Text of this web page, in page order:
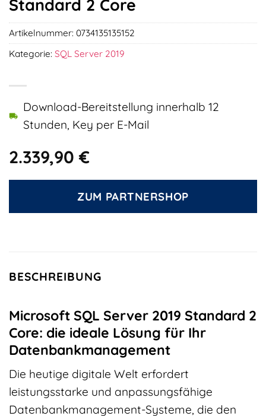
Standard 2 Core
2.339,90€
Download-Bereitstellung innerhalb 12
Stunden, Key per E-Mail
ZUM PARTNERSHOP
Artikelnummer: 0734135135152
Kategorie: SQL Server 2019
BESCHREIBUNG
Microsoft SQL Server 2019 Standard 2
Core: die ideale Lösung für Ihr
Datenbankmanagement
Die heutige digitale Welt erfordert
leistungsstarke und anpassungsfähige
Datenbankmanagement-Systeme, die den